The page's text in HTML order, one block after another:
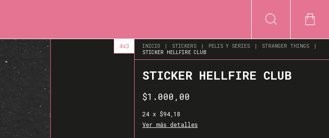
4x3 INICIO | STICKERS | PELIS Y SERIES | STRANGER THINGS
|
STICKER HELLFIRE CLUB
STICKER HELLFIRE CLUB
$1.000,00
24 x $94,18
Ver más detalles